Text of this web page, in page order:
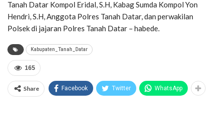
Tanah Datar Kompol Eridal, S.H, Kabag Sumda Kompol Yon
Hendri, S.H, Anggota Polres Tanah Datar, dan perwakilan
Polsek di jajaran Polres Tanah Datar – habede.
Kabupaten_Tanah_Datar
165
Share Facebook Twitter WhatsApp